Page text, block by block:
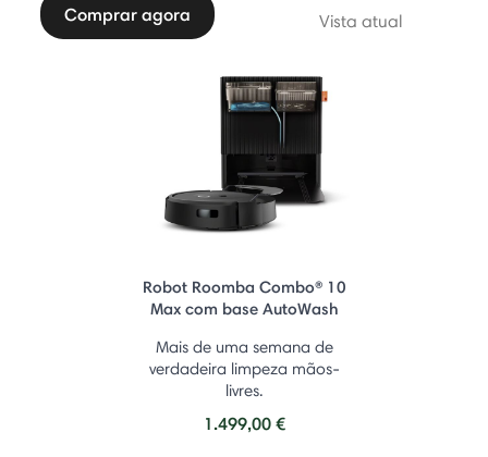
Comprar agora Vista atual
Robot Roomba Combo® 10
Max com base AutoWash
Mais de uma semana de
verdadeira limpeza mãos-
livres.
1.499,00 €